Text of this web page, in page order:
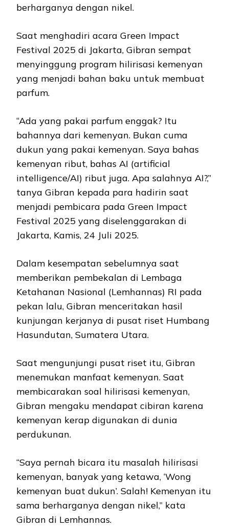
berharganya dengan nikel.
Saat menghadiri acara Green Impact
Festival 2025 di Jakarta, Gibran sempat
menyinggung program hilirisasi kemenyan
yang menjadi bahan baku untuk membuat
parfum.
“Ada yang pakai parfum enggak? Itu
bahannya dari kemenyan. Bukan cuma
dukun yang pakai kemenyan. Saya bahas
kemenyan ribut, bahas AI (artificial
intelligence/AI) ribut juga. Apa salahnya AI?,”
tanya Gibran kepada para hadirin saat
menjadi pembicara pada Green Impact
Festival 2025 yang diselenggarakan di
Jakarta, Kamis, 24 Juli 2025.
Dalam kesempatan sebelumnya saat
memberikan pembekalan di Lembaga
Ketahanan Nasional (Lemhannas) RI pada
pekan lalu, Gibran menceritakan hasil
kunjungan kerjanya di pusat riset Humbang
Hasundutan, Sumatera Utara.
Saat mengunjungi pusat riset itu, Gibran
menemukan manfaat kemenyan. Saat
membicarakan soal hilirisasi kemenyan,
Gibran mengaku mendapat cibiran karena
kemenyan kerap digunakan di dunia
perdukunan.
“Saya pernah bicara itu masalah hilirisasi
kemenyan, banyak yang ketawa, ‘Wong
kemenyan buat dukun’. Salah! Kemenyan itu
sama berharganya dengan nikel,” kata
Gibran di Lemhannas.